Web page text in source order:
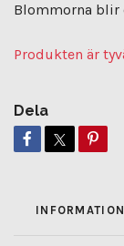
Blommorna blir
Produkten är
Dela
INFORMATION